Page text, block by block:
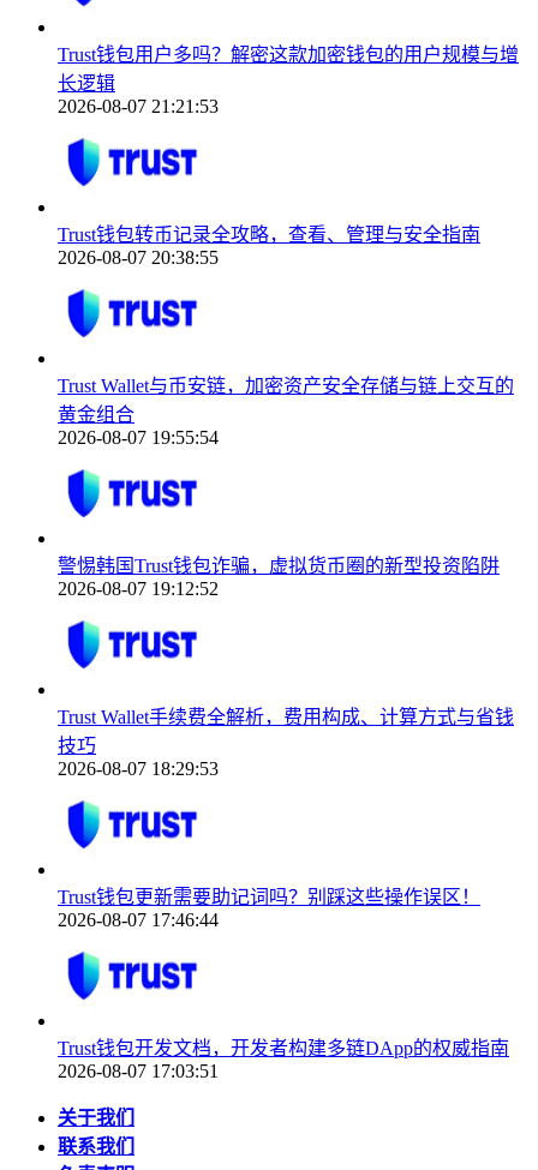
Trust钱包用户多吗？解密这款加密钱包的用户规模与增
长逻辑
2026-08-07 21:21:53
Trust钱包转币记录全攻略，查看、管理与安全指南
2026-08-07 20:38:55
Trust Wallet与币安链，加密资产安全存储与链上交互的
黄金组合
2026-08-07 19:55:54
警惕韩国Trust钱包诈骗，虚拟货币圈的新型投资陷阱
2026-08-07 19:12:52
Trust Wallet手续费全解析，费用构成、计算方式与省钱
技巧
2026-08-07 18:29:53
Trust钱包更新需要助记词吗？别踩这些操作误区！
2026-08-07 17:46:44
Trust钱包开发文档，开发者构建多链DApp的权威指南
2026-08-07 17:03:51
关于我们
联系我们